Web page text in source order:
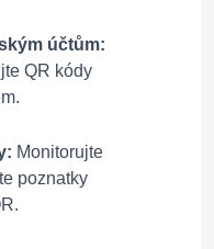
účtům:
QR kódy
Monitorujte
poznatky